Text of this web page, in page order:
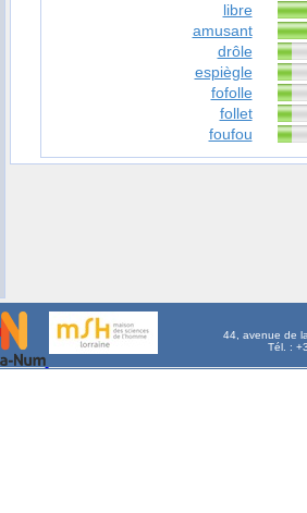
libre
amusant
drôle
espiègle
fofolle
follet
foufou
44, avenue de
Tél. :